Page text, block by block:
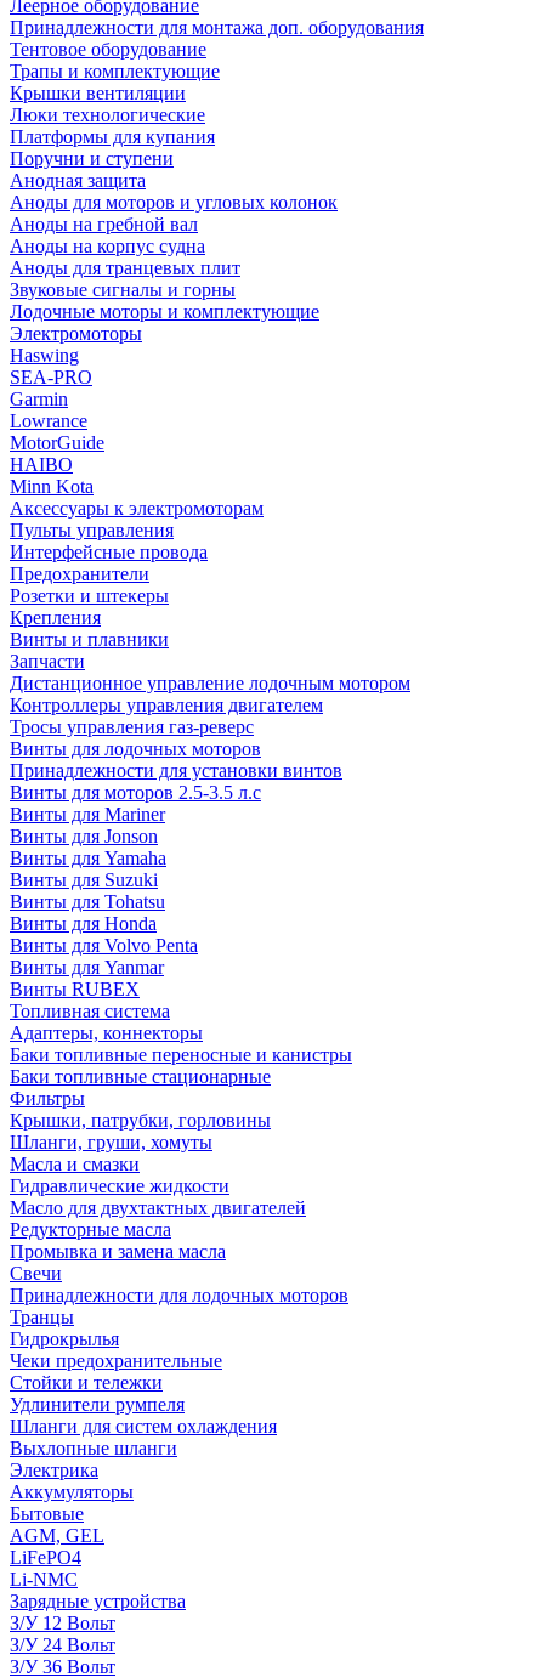
Леерное оборудование
Принадлежности для монтажа доп. оборудования
Тентовое оборудование
Трапы и комплектующие
Крышки вентиляции
Люки технологические
Платформы для купания
Поручни и ступени
Анодная защита
Аноды для моторов и угловых колонок
Аноды на гребной вал
Аноды на корпус судна
Аноды для транцевых плит
Звуковые сигналы и горны
Лодочные моторы и комплектующие
Электромоторы
Haswing
SEA-PRO
Garmin
Lowrance
MotorGuide
HAIBO
Minn Kota
Аксессуары к электромоторам
Пульты управления
Интерфейсные провода
Предохранители
Розетки и штекеры
Крепления
Винты и плавники
Запчасти
Дистанционное управление лодочным мотором
Контроллеры управления двигателем
Тросы управления газ-реверс
Винты для лодочных моторов
Принадлежности для установки винтов
Винты для моторов 2.5-3.5 л.с
Винты для Mariner
Винты для Jonson
Винты для Yamaha
Винты для Suzuki
Винты для Tohatsu
Винты для Honda
Винты для Volvo Penta
Винты для Yanmar
Винты RUBEX
Топливная система
Адаптеры, коннекторы
Баки топливные переносные и канистры
Баки топливные стационарные
Фильтры
Крышки, патрубки, горловины
Шланги, груши, хомуты
Масла и смазки
Гидравлические жидкости
Масло для двухтактных двигателей
Редукторные масла
Промывка и замена масла
Свечи
Принадлежности для лодочных моторов
Транцы
Гидрокрылья
Чеки предохранительные
Стойки и тележки
Удлинители румпеля
Шланги для систем охлаждения
Выхлопные шланги
Электрика
Аккумуляторы
Бытовые
AGM, GEL
LiFePO4
Li-NMC
Зарядные устройства
З/У 12 Вольт
З/У 24 Вольт
З/У 36 Вольт